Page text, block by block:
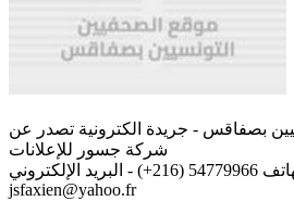
بصفاقس - جريدة الكترونية تصدر عن
شركة جسور للإعلانات
للإتصال أو نشر الردود الهاتف 54779966 (216+) - البريد الإلكتروني
jsfaxien@yahoo.fr